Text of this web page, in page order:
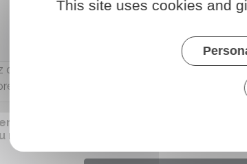
Accéder au service en
Institut national de la propriété
compléter cette recherche par une requête
de l'Inpi.
la disponibilité d'une marque, d'un logo,
modèle (payant)
This site uses cookies and